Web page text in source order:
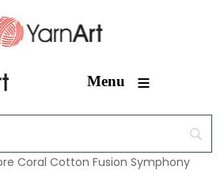
Menu ≡
Coral Cotton Fusion Symphony